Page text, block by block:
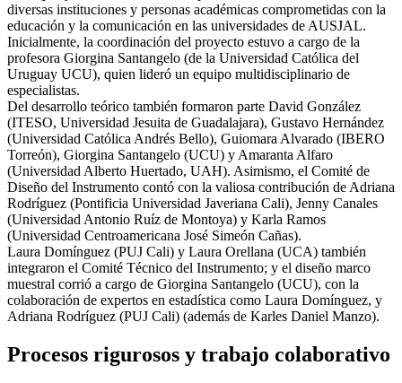
diversas instituciones y personas académicas comprometidas con la
educación y la comunicación en las universidades de AUSJAL.
Inicialmente, la coordinación del proyecto estuvo a cargo de la
profesora Giorgina Santangelo (de la Universidad Católica del
Uruguay UCU), quien lideró un equipo multidisciplinario de
especialistas.
Del desarrollo teórico también formaron parte David González
(ITESO, Universidad Jesuita de Guadalajara), Gustavo Hernández
(Universidad Católica Andrés Bello), Guiomara Alvarado (IBERO
Torreón), Giorgina Santangelo (UCU) y Amaranta Alfaro
(Universidad Alberto Huertado, UAH). Asimismo, el Comité de
Diseño del Instrumento contó con la valiosa contribución de Adriana
Rodríguez (Pontificia Universidad Javeriana Cali), Jenny Canales
(Universidad Antonio Ruíz de Montoya) y Karla Ramos
(Universidad Centroamericana José Simeón Cañas).
Laura Domínguez (PUJ Cali) y Laura Orellana (UCA) también
integraron el Comité Técnico del Instrumento; y el diseño marco
muestral corrió a cargo de Giorgina Santangelo (UCU), con la
colaboración de expertos en estadística como Laura Domínguez, y
Adriana Rodríguez (PUJ Cali) (además de Karles Daniel Manzo).
Procesos rigurosos y trabajo colaborativo